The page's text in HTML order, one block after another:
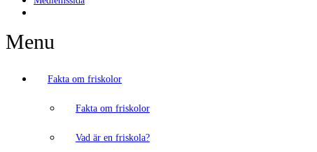
Menu
Fakta om friskolor
Fakta om friskolor
Vad är en friskola?